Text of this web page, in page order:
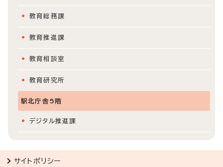
教育総務課
教育推進課
教育相談室
教育研究所
駅北庁舎5階
デジタル推進課
サイトポリシー